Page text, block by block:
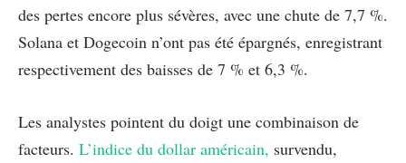
des pertes encore plus sévères, avec une chute de 7,7 %.
Solana et Dogecoin n’ont pas été épargnés, enregistrant
respectivement des baisses de 7 % et 6,3 %.
Les analystes pointent du doigt une combinaison de
facteurs. L’indice du dollar américain, survendu,